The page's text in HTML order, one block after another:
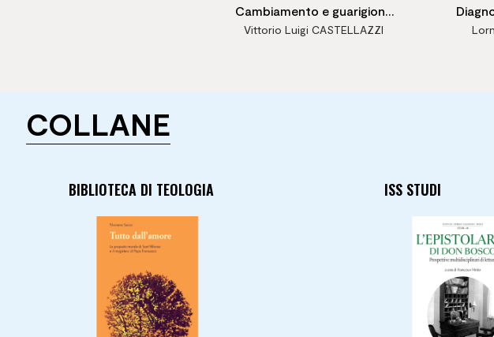
Cambiamento e guarigione
nell'ottica psicoanalitica
Vittorio Luigi CASTELLAZZI
COLLANE
BIBLIOTECA DI TEOLOGIA ISS STUDI